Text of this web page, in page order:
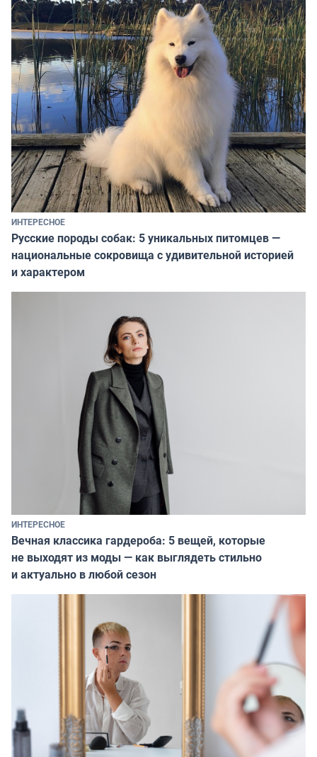
ИНТЕРЕСНОЕ
Русские породы собак: 5 уникальных питомцев —
национальные сокровища с удивительной историей
и характером
ИНТЕРЕСНОЕ
Вечная классика гардероба: 5 вещей, которые
не выходят из моды — как выглядеть стильно
и актуально в любой сезон